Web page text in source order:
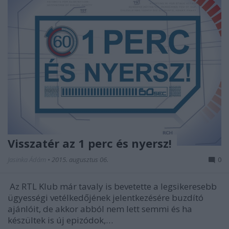
Visszatér az 1 perc és nyersz!
• 2015. augusztus 06. 0
Az RTL Klub már tavaly is bevetette a legsikeresebb
ügyességi vetélkedőjének jelentkezésére buzdító
ajánlóit, de akkor abból nem lett semmi és ha
készültek is új epizódok,…